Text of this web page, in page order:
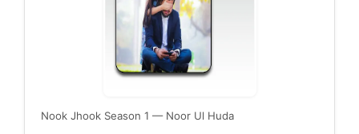
Nook Jhook Season 1 — Noor Ul Huda